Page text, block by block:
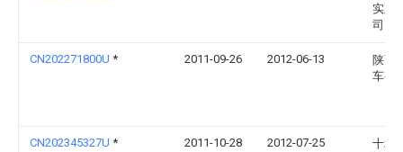
实业
司
CN202271800U * 2011-09-26 2012-06-13
陕西
车有
CN202345327U * 2011-10-28 2012-07-25
十堰